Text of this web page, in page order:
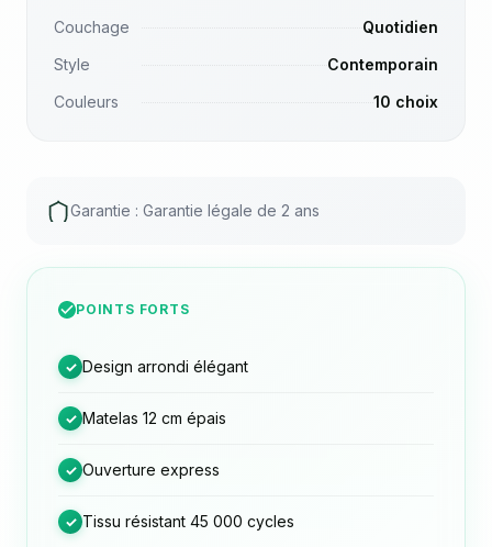
Couchage
Quotidien
Style
Contemporain
Couleurs
10 choix
Garantie : Garantie légale de 2 ans
POINTS FORTS
✓ Design arrondi élégant
✓ Matelas 12 cm épais
✓ Ouverture express
✓ Tissu résistant 45 000 cycles